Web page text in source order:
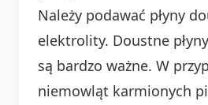
Należy podawać płyny
elektrolity. Doustne
są bardzo ważne. W
niemowląt karmionych